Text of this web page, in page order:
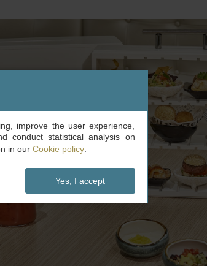
improve the user experience,
conduct statistical analysis on
in our Cookie policy.
Yes, I accept